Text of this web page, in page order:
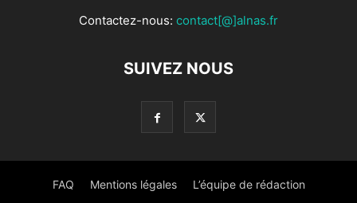
Contactez-nous: contact[@]alnas.fr
SUIVEZ NOUS
FAQ Mentions légales L’équipe de rédaction